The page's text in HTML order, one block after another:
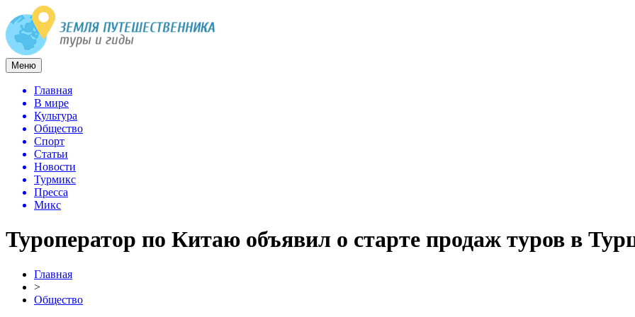
Меню
Главная
В мире
Культура
Общество
Спорт
Статьи
Новости
Турмикс
Пресса
Микс
Туроператор по Китаю объявил о старте продаж туров в
Главная
>
Общество